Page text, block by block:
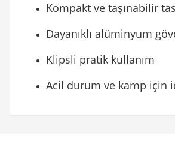
Kompakt ve taşınabilir
Dayanıklı alüminyum
Klipsli pratik kullanım
Acil durum ve kamp için